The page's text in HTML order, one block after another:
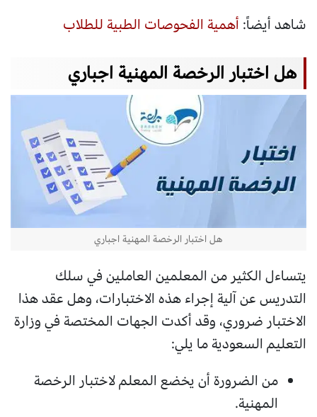
شاهد أيضاً: أهمية الفحوصات الطبية للطلاب
هل اختبار الرخصة المهنية اجباري
هل اختبار الرخصة المهنية اجباري
يتساءل الكثير من المعلمين العاملين في سلك
التدريس عن آلية إجراء هذه الاختبارات، وهل عقد هذا
الاختبار ضروري، وقد أكدت الجهات المختصة في وزارة
التعليم السعودية ما يلي:
من الضرورة أن يخضع المعلم لاختبار الرخصة
المهنية.